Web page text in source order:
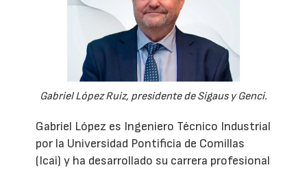
Gabriel López Ruiz, presidente de Sigaus y Genci.
Gabriel López es Ingeniero Técnico Industrial
por la Universidad Pontificia de Comillas
(Icai) y ha desarrollado su carrera profesional